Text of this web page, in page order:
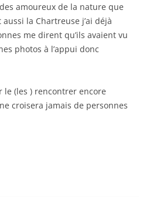
amoureux de la nature que
la Chartreuse j’ai déjà
me dirent qu’ils avaient vu
photos à l’appui donc
le (les ) rencontrer encore
croisera jamais de personnes